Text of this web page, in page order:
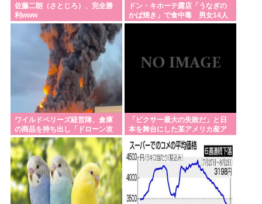
台風15号「チャンホン」東日本の盆休み潰す
17歳で無期懲役になった奴、怖いwww
Powered by livedoor 相互RSS
佐藤二朗（さとじろ）、完全勝
利www
ドン・キホーテ露店「うなぎの
かば焼き」で食中毒 男女14人
が発熱や腹痛など訴え…サルモ
ワイルドベリーズ経営陣、倉庫
の商品を持ち出し「ドローン攻
撃で焼失した」として処理…ロ
シア当局が捜査！
「ピクサー最大の失敗だ」と日
本を舞台にした某アメリカ産ア
方に失礼すぎるわ